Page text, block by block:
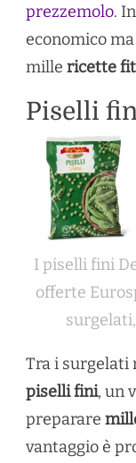
prezzemolo.
economico
mille ricette
Piselli
I piselli fini
offerte
Tra i surgelati
piselli fini, un
preparare
vantaggio è